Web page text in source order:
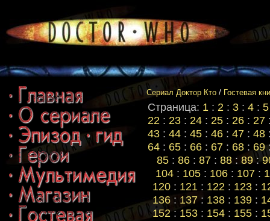
Сериал Доктор Кто / Гостевая
Страница: 1 : 2 : 3 : 4 : 5
22 : 23 : 24 : 25 : 26 : 27
43 : 44 : 45 : 46 : 47 : 48
64 : 65 : 66 : 67 : 68 : 69
85 : 86 : 87 : 88 : 89 :
104 : 105 : 106 : 107 :
120: 121 : 122 : 123:
136: 137: 138: 139:
152 : 153: 154: 155: